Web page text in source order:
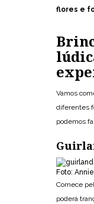
flores e
Vamos
diferentes
podemos
Foto:
Comece
poderá